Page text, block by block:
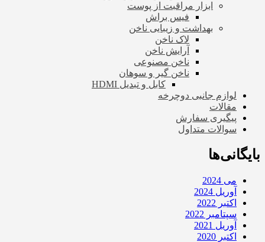
ابزار مراقبت از پوست
فیس براش
بهداشت و زیبایی ناخن
لاک ناخن
آرایش ناخن
ناخن مصنوعی
ناخن گیر و سوهان
کابل و تبدیل HDMI
لوازم جانبی دوچرخه
مقالات
پیگیری سفارش
سوالات متداول
بایگانی‌ها
می 2024
آوریل 2024
اکتبر 2022
سپتامبر 2022
آوریل 2021
اکتبر 2020